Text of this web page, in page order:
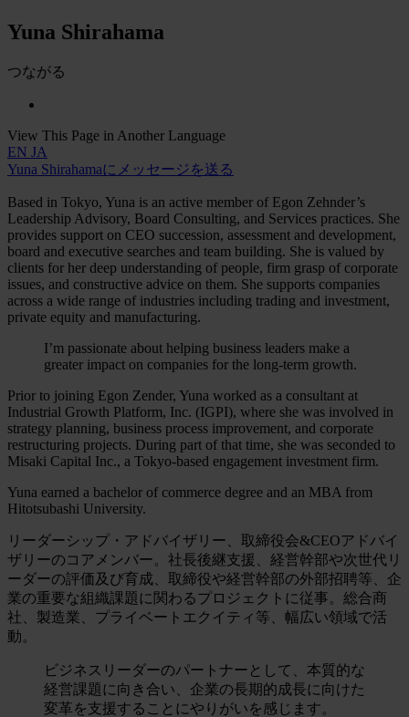
Yuna Shirahama
つながる
View This Page in Another Language
EN JA
Yuna Shirahamaにメッセージを送る
Based in Tokyo, Yuna is an active member of Egon Zehnder’s
Leadership Advisory, Board Consulting, and Services practices. She
provides support on CEO succession, assessment and development,
board and executive searches and team building. She is valued by
clients for her deep understanding of people, firm grasp of corporate
issues, and constructive advice on them. She supports companies
across a wide range of industries including trading and investment,
private equity and manufacturing.
I’m passionate about helping business leaders make a
greater impact on companies for the long-term growth.
Prior to joining Egon Zender, Yuna worked as a consultant at
Industrial Growth Platform, Inc. (IGPI), where she was involved in
strategy planning, business process improvement, and corporate
restructuring projects. During part of that time, she was seconded to
Misaki Capital Inc., a Tokyo-based engagement investment firm.
Yuna earned a bachelor of commerce degree and an MBA from
Hitotsubashi University.
リーダーシップ・アドバイザリー、取締役会&CEOアドバイ
ザリーのコアメンバー。社長後継支援、経営幹部や次世代リ
ーダーの評価及び育成、取締役や経営幹部の外部招聘等、企
業の重要な組織課題に関わるプロジェクトに従事。総合商
社、製造業、プライベートエクイティ等、幅広い領域で活
動。
ビジネスリーダーのパートナーとして、本質的な
経営課題に向き合い、企業の長期的成長に向けた
変革を支援することにやりがいを感じます。